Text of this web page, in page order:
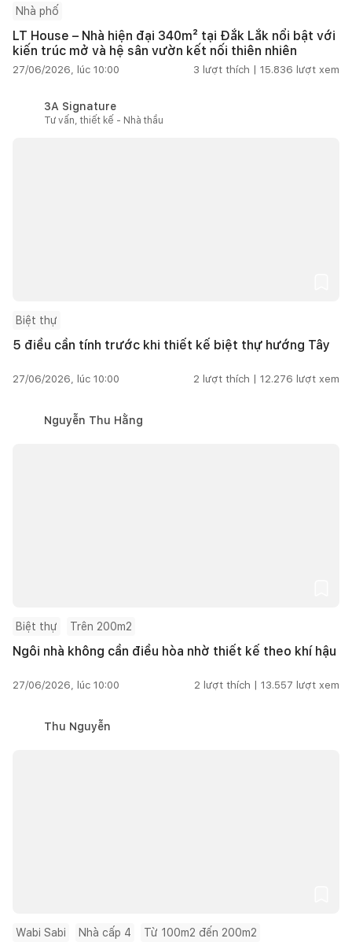
Nhà phố
LT House – Nhà hiện đại 340m² tại Đắk Lắk nổi bật với
kiến trúc mở và hệ sân vườn kết nối thiên nhiên
27/06/2026, lúc 10:00 3 lượt thích | 15.836 lượt xem
3A Signature
Tư vấn, thiết kế - Nhà thầu
Biệt thự
5 điều cần tính trước khi thiết kế biệt thự hướng Tây
27/06/2026, lúc 10:00 2 lượt thích | 12.276 lượt xem
Nguyễn Thu Hằng
Biệt thự Trên 200m2
Ngôi nhà không cần điều hòa nhờ thiết kế theo khí hậu
27/06/2026, lúc 10:00 2 lượt thích | 13.557 lượt xem
Thu Nguyễn
Wabi Sabi Nhà cấp 4 Từ 100m2 đến 200m2